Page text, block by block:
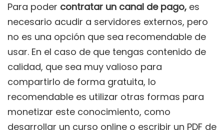
Para poder contratar un canal de pago, es
necesario acudir a servidores externos, pero
no es una opción que sea recomendable de
usar. En el caso de que tengas contenido de
calidad, que sea muy valioso para
compartirlo de forma gratuita, lo
recomendable es utilizar otras formas para
monetizar este conocimiento, como
desarrollar un curso online o escribir un PDF de